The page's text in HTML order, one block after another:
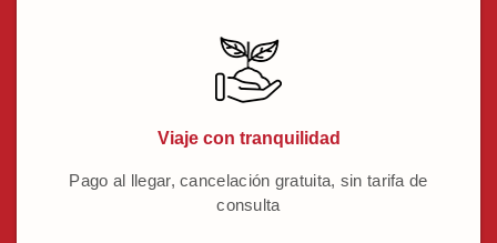
Viaje con tranquilidad
Pago al llegar, cancelación gratuita, sin tarifa de
consulta